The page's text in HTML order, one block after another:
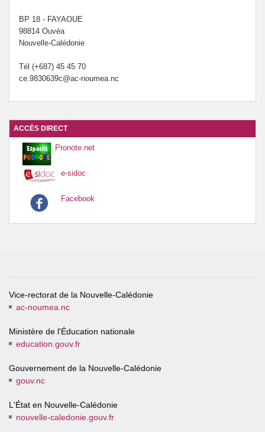
BP 18 - FAYAOUE
98814 Ouvéa
Nouvelle-Calédonie
Tél (+687) 45 45 70
ce.9830639c@ac-noumea.nc
ACCÈS DIRECT
Pronote.net
e-sidoc
Facebook
Vice-rectorat de la Nouvelle-Calédonie
ac-noumea.nc
Ministère de l'Éducation nationale
education.gouv.fr
Gouvernement de la Nouvelle-Calédonie
gouv.nc
L'État en Nouvelle-Calédonie
nouvelle-caledonie.gouv.fr